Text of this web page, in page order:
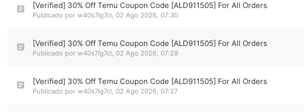
[Verified] 30% Off Temu Coupon Code [ALD911505] For All Orders
Publicado por w40s7lg7cl 02 Ago 2026, 07:30
[Verified] 30% Off Temu Coupon Code [ALD911505] For All Orders
Publicado por w40s7lg7cl 02 Ago 2026, 07:29
[Verified] 30% Off Temu Coupon Code [ALD911505] For All Orders
Publicado por w40s7lg7cl 02 Ago 2026, 07:27